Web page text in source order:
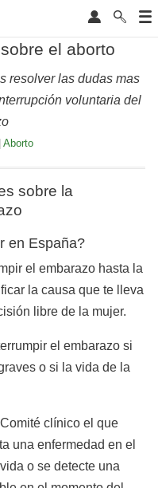
el aborto
resolver las dudas mas
voluntaria del
Aborto
sobre la
en España?
el embarazo hasta la
la causa que te lleva
libre de la mujer.
el embarazo si
o si la vida de la
clínico el que
una enfermedad en el
o se detecte una